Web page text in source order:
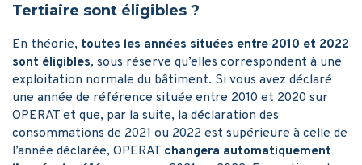
Tertiaire sont éligibles ?
En théorie, toutes les années situées entre 2010 et 2022
sont éligibles, sous réserve qu’elles correspondent à une
exploitation normale du bâtiment. Si vous avez déclaré
une année de référence située entre 2010 et 2020 sur
OPERAT et que, par la suite, la déclaration des
consommations de 2021 ou 2022 est supérieure à celle de
l’année déclarée, OPERAT changera automatiquement